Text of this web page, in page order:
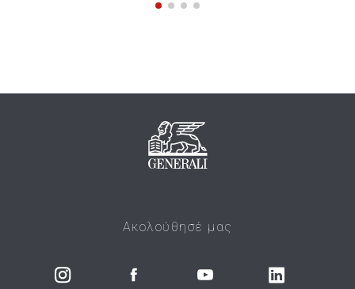
Ακολούθησέ μας